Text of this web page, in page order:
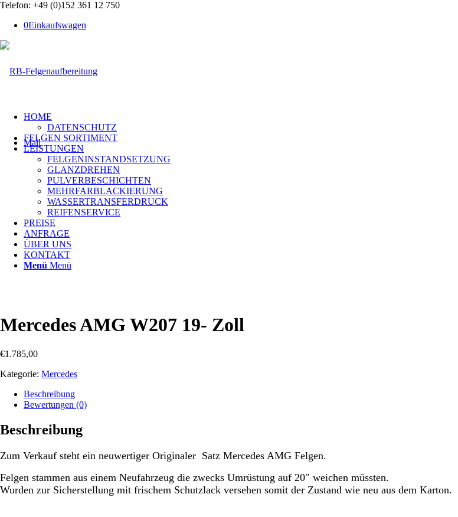
Telefon: +49 (0)152 361 12 750
0Einkaufswagen
Mail
HOME
DATENSCHUTZ
FELGEN SORTIMENT
LEISTUNGEN
FELGENINSTANDSETZUNG
GLANZDREHEN
PULVERBESCHICHTEN
MEHRFARBLACKIERUNG
WASSERTRANSFERDRUCK
REIFENSERVICE
PREISE
ANFRAGE
ÜBER UNS
KONTAKT
Menü Menü
Mercedes AMG W207 19- Zoll
€1.785,00
Kategorie: Mercedes
Beschreibung
Bewertungen (0)
Beschreibung
Zum Verkauf steht ein neuwertiger Originaler Satz Mercedes AMG Felgen.
Felgen stammen aus einem Neufahrzeug die zwecks Umrüstung auf 20″ weichen müssten.
Wurden zur Sicherstellung mit frischem Schutzlack versehen somit der Zustand wie neu aus dem Karton.